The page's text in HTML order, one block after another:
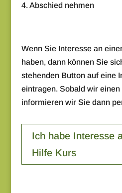
4. Abschied nehmen
Wenn Sie Interesse an
haben, dann können Sie
stehenden Button auf eine
eintragen. Sobald wir
informieren wir Sie dann
Ich habe Interesse
Hilfe Kurs